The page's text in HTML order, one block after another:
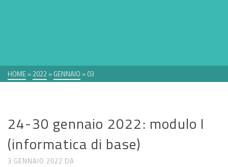
HOME » 2022 » GENNAIO » 03
24-30 gennaio 2022: modulo I
(informatica di base)
3 GENNAIO 2022 DA